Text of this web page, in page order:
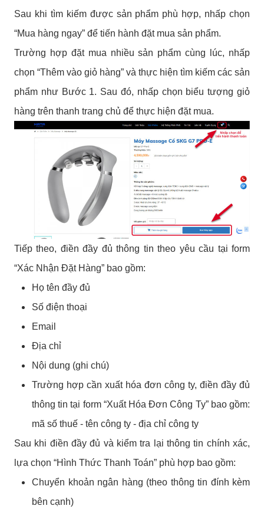
Sau khi tìm kiếm được sản phẩm phù hợp, nhấp chọn
“Mua hàng ngay” để tiến hành đặt mua sản phẩm.
Trường hợp đặt mua nhiều sản phẩm cùng lúc, nhấp
chọn “Thêm vào giỏ hàng” và thực hiện tìm kiếm các sản
phẩm như Bước 1. Sau đó, nhấp chọn biểu tượng giỏ
hàng trên thanh trang chủ để thực hiện đặt mua.
Tiếp theo, điền đầy đủ thông tin theo yêu cầu tại form
“Xác Nhận Đặt Hàng” bao gồm:
Họ tên đầy đủ
Số điện thoại
Email
Địa chỉ
Nội dung (ghi chú)
Trường hợp cần xuất hóa đơn công ty, điền đầy đủ
thông tin tại form “Xuất Hóa Đơn Công Ty” bao gồm:
mã số thuế - tên công ty - địa chỉ công ty
Sau khi điền đầy đủ và kiểm tra lại thông tin chính xác,
lựa chọn “Hình Thức Thanh Toán” phù hợp bao gồm:
Chuyển khoản ngân hàng (theo thông tin đính kèm
bên cạnh)